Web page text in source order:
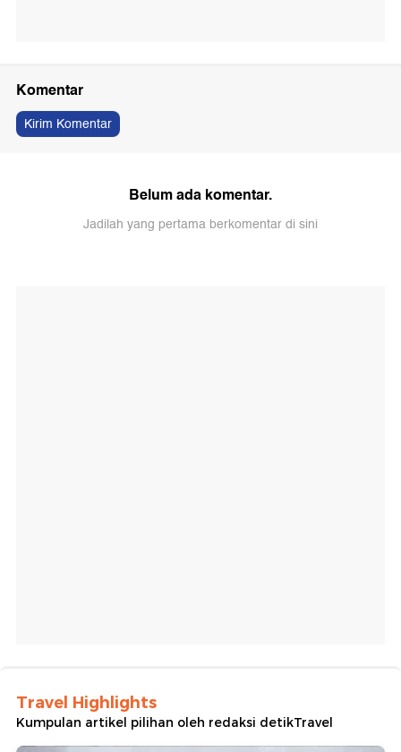
Komentar
Kirim Komentar
Belum ada komentar.
Jadilah yang pertama berkomentar di sini
Travel Highlights
Kumpulan artikel pilihan oleh redaksi detikTravel